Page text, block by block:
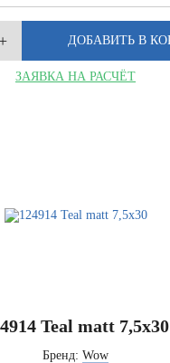
ЗАЯВКА НА РАСЧЁТ
Teal matt 7,5x30
Бренд: Wow